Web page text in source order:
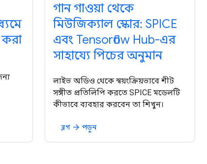
গান গাওয়া থেকে
মিউজিক্যাল স্কোর: SPICE
এবং Tensorflow Hub-এর
সাহায্যে পিচের অনুমান
লাইভ অডিও থেকে স্বয়ংক্রিয়ভাবে শীট
সঙ্গীত প্রতিলিপি করতে SPICE মডেলটি
কীভাবে ব্যবহার করবেন তা শিখুন।
ব্লগ arrow_forward পড়ুন